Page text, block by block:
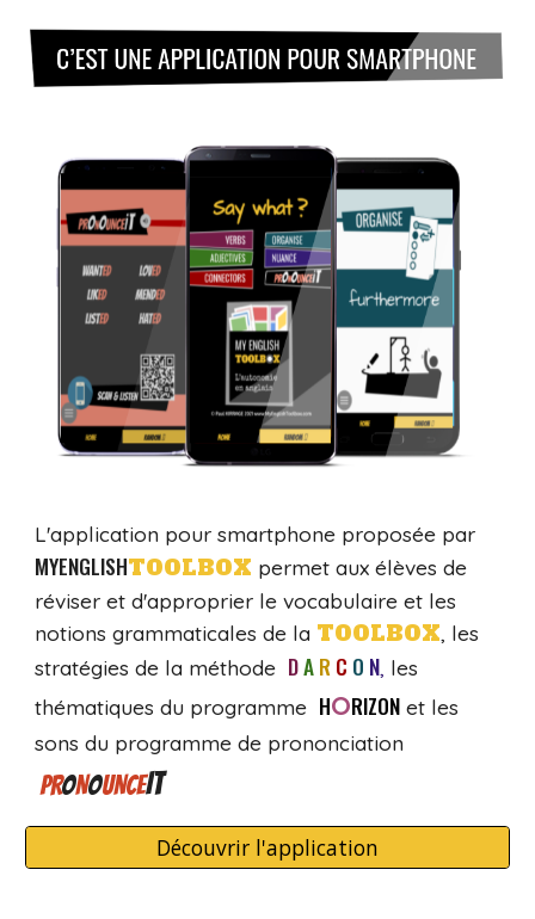
L'application pour smartphone proposée par
MYENGLISHTOOLBOX permet aux élèves de
réviser et d'approprier le vocabulaire et les
notions grammaticales de la TOOLBOX, les
stratégies de la méthode DIAR C O N, les
thématiquesdu programme HORIZON et les
sons du programmede prononciation
PRONOUNCEIT
Découvrir l'application